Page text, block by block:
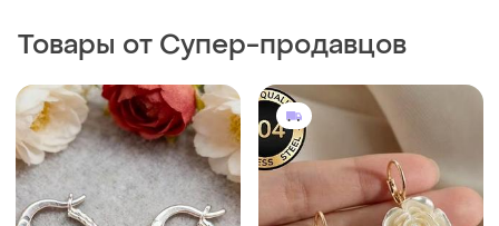
Товары от Супер-продавцов